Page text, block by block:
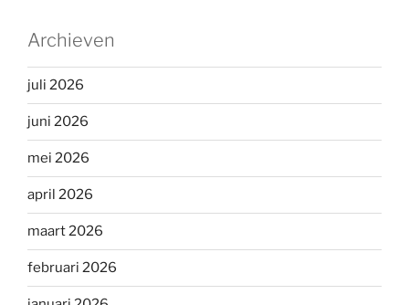
Archieven
juli 2026
juni 2026
mei 2026
april 2026
maart 2026
februari 2026